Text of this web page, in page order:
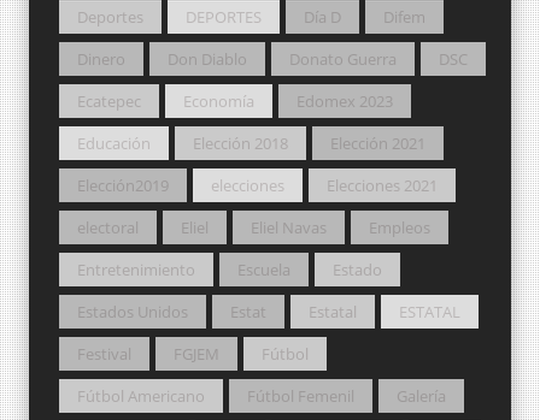
Deportes
DEPORTES Día D
Difem
Dinero
Don Diablo Donato Guerra
DSC
Ecatepec
Economía
Edomex 2023
Educación
Elección 2018
Elección 2021
Elección2019
elecciones
Elecciones 2021
electoral
Eliel Eliel Navas
Empleos
Entretenimiento
Escuela
Estado
Estados Unidos
Estat Estatal
ESTATAL
Festival
FGJEM
Fútbol
Fútbol Americano
Fútbol Femenil
Galería